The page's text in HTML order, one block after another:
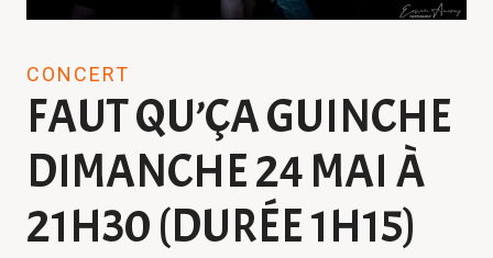
CONCERT
FAUT QU’ÇA GUINCHE
DIMANCHE 24 MAI À
21H30 (DURÉE 1H15)